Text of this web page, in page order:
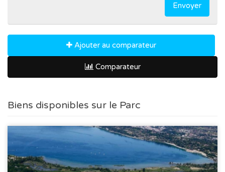
Envoyer
Ajouter au comparateur
Comparateur
Biens disponibles sur le Parc